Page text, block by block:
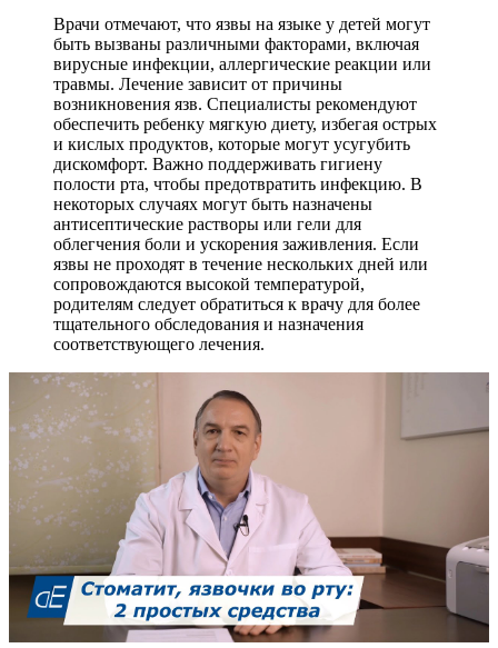
Врачи отмечают, что язвы на языке у детей могут
быть вызваны различными факторами, включая
вирусные инфекции, аллергические реакции или
травмы. Лечение зависит от причины
возникновения язв. Специалисты рекомендуют
обеспечить ребенку мягкую диету, избегая острых
и кислых продуктов, которые могут усугубить
дискомфорт. Важно поддерживать гигиену
полости рта, чтобы предотвратить инфекцию. В
некоторых случаях могут быть назначены
антисептические растворы или гели для
облегчения боли и ускорения заживления. Если
язвы не проходят в течение нескольких дней или
сопровождаются высокой температурой,
родителям следует обратиться к врачу для более
тщательного обследования и назначения
соответствующего лечения.